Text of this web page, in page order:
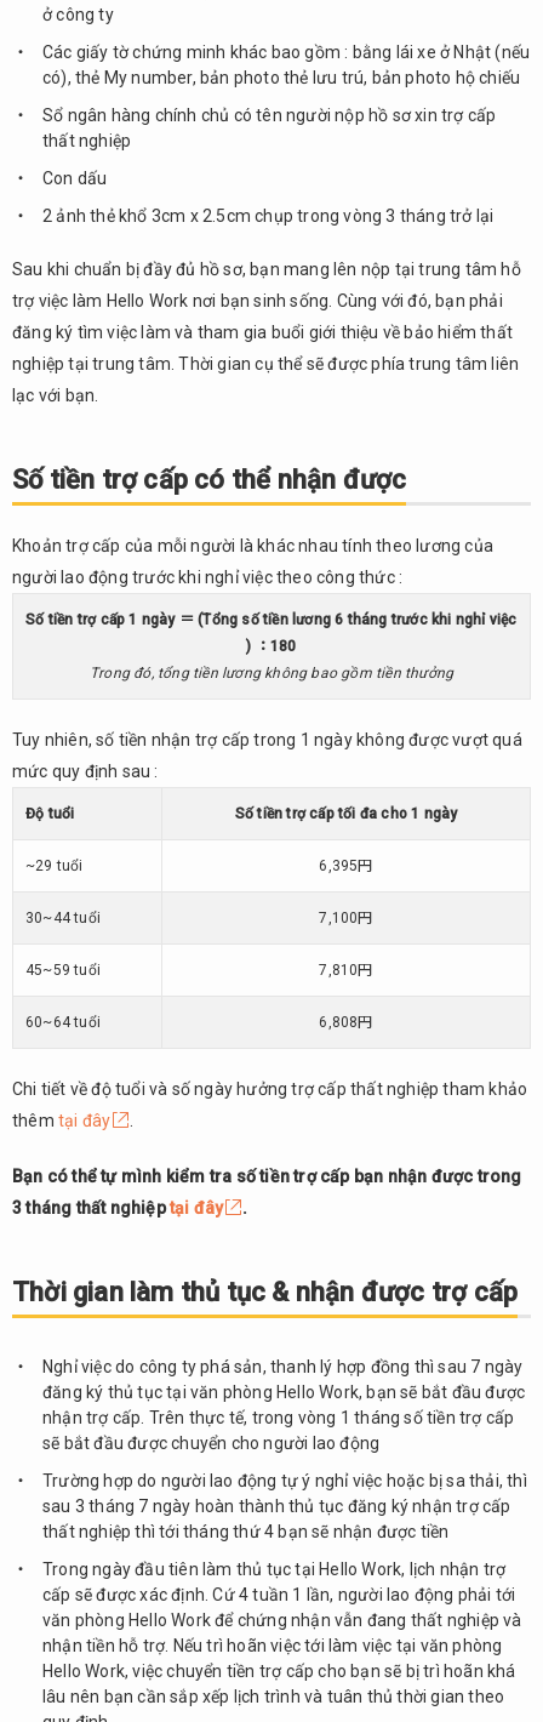
ở công ty
Các giấy tờ chứng minh khác bao gồm : bằng lái xe ở Nhật (nếu
có), thẻ My number, bản photo thẻ lưu trú, bản photo hộ chiếu
Sổ ngân hàng chính chủ có tên người nộp hồ sơ xin trợ cấp
thất nghiệp
Con dấu
2 ảnh thẻ khổ 3cm x 2.5cm chụp trong vòng 3 tháng trở lại
Sau khi chuẩn bị đầy đủ hồ sơ, bạn mang lên nộp tại trung tâm hỗ
trợ việc làm Hello Work nơi bạn sinh sống. Cùng với đó, bạn phải
đăng ký tìm việc làm và tham gia buổi giới thiệu về bảo hiểm thất
nghiệp tại trung tâm. Thời gian cụ thể sẽ được phía trung tâm liên
lạc với bạn.
Số tiền trợ cấp có thể nhận được
Khoản trợ cấp của mỗi người là khác nhau tính theo lương của
người lao động trước khi nghỉ việc theo công thức :
Số tiền trợ cấp 1 ngày ＝ (Tổng số tiền lương 6 tháng trước khi nghỉ việc
) ：180
Trong đó, tổng tiền lương không bao gồm tiền thưởng
Tuy nhiên, số tiền nhận trợ cấp trong 1 ngày không được vượt quá
mức quy định sau :
Độ tuổi Số tiền trợ cấp tối đa cho 1 ngày
~29 tuổi 6,395円
30~44 tuổi 7,100円
45~59 tuổi 7,810円
60~64 tuổi 6,808円
Chi tiết về độ tuổi và số ngày hưởng trợ cấp thất nghiệp tham khảo
thêm tại đây
Bạn có thể tự mình kiểm tra số tiền trợ cấp bạn nhận được trong
3 tháng thất nghiệptại đây .
Thời gian làm thủ tục & nhận được trợ cấp
Nghỉ việc do công ty phá sản, thanh lý hợp đồng thì sau 7 ngày
đăng ký thủ tục tại văn phòng Hello Work, bạn sẽ bắt đầu được
nhận trợ cấp. Trên thực tế, trong vòng 1 tháng số tiền trợ cấp
sẽ bắt đầu được chuyển cho người lao động
Trường hợp do người lao động tự ý nghỉ việc hoặc bị sa thải, thì
sau 3 tháng 7 ngày hoàn thành thủ tục đăng ký nhận trợ cấp
thất nghiệp thì tới tháng thứ 4 bạn sẽ nhận được tiền
Trong ngày đầu tiên làm thủ tục tại Hello Work, lịch nhận trợ
cấp sẽ được xác định. Cứ 4 tuần 1 lần, người lao động phải tới
văn phòng Hello Work để chứng nhận vẫn đang thất nghiệp và
nhận tiền hỗ trợ. Nếu trì hoãn việc tới làm việc tại văn phòng
Hello Work, việc chuyển tiền trợ cấp cho bạn sẽ bị trì hoãn khá
lâu nên bạn cần sắp xếp lịch trình và tuân thủ thời gian theo